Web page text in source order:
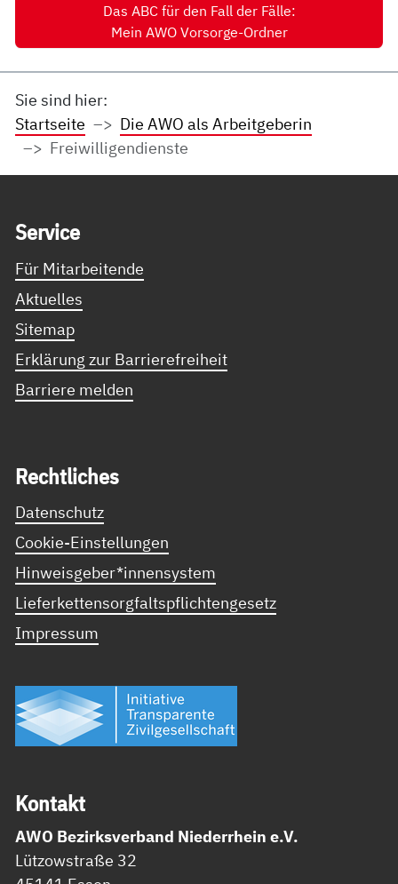
Das ABC für den Fall der Fälle:
Mein AWO Vorsorge-Ordner
Sie sind hier:
Startseite
Die AWO als Arbeitgeberin
Freiwilligendienste
Ser­vice
Für Mitarbeitende
Aktuelles
Sitemap
Erklärung zur Barrierefreiheit
Barriere melden
Recht­li­ches
Datenschutz
Cookie-Einstellungen
Hinweisgeber*innensystem
Lieferkettensorgfaltspflichtengesetz
Impressum
Kon­takt
AWO Bezirksverband Niederrhein e.V.
Lützowstraße 32